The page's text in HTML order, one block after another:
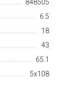
848505
6.5
18
43
65.1
5x108